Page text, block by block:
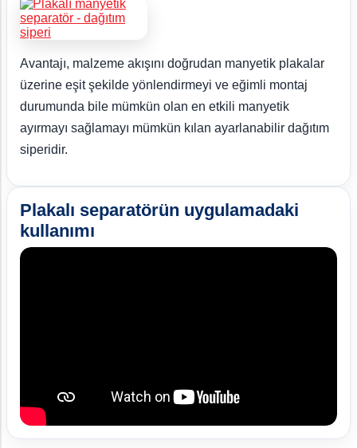
Avantajı, malzeme akışını doğrudan manyetik plakalar
üzerine eşit şekilde yönlendirmeyi ve eğimli montaj
durumunda bile mümkün olan en etkili manyetik
ayırmayı sağlamayı mümkün kılan ayarlanabilir dağıtım
siperidir.
Plakalı separatörün uygulamadaki
kullanımı